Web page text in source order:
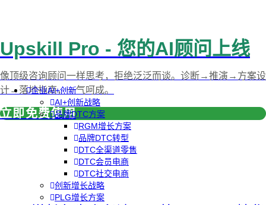
企业AI+创新
AI+创新战略
品牌DTC方案
RGM增长方案
品牌DTC转型
DTC全渠道零售
DTC会员电商
DTC社交电商
创新增长战略
PLG增长方案
Upskill Pro - 您的AI顾问上线
像顶级咨询顾问一样思考，拒绝泛泛而谈。诊断→推演→方案设
计→落地指南，一气呵成。
立即免费使用